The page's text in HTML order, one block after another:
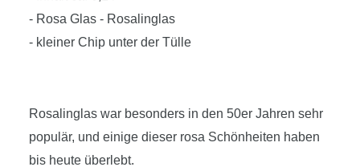
- Rosa Glas - Rosalinglas
- kleiner Chip unter der Tülle
Rosalinglas war besonders in den 50er Jahren sehr
populär, und einige dieser rosa Schönheiten haben
bis heute überlebt.